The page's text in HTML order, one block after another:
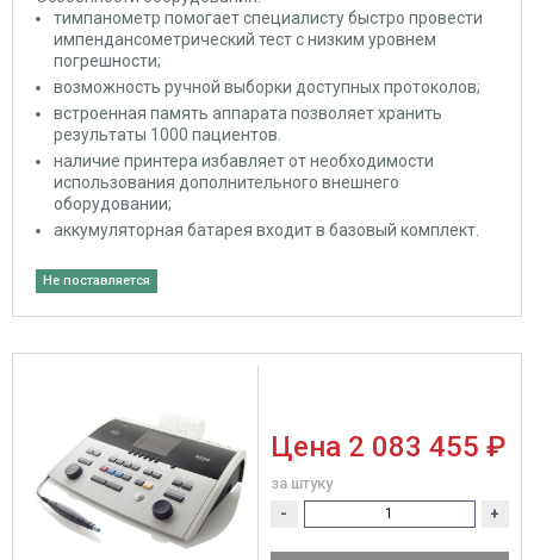
тимпанометр помогает специалисту быстро провести
импендансометрический тест с низким уровнем
погрешности;
возможность ручной выборки доступных протоколов;
встроенная память аппарата позволяет хранить
результаты 1000 пациентов.
наличие принтера избавляет от необходимости
использования дополнительного внешнего
оборудовании;
аккумуляторная батарея входит в базовый комплект.
Не поставляется
Цена 2 083 455 ₽
за штуку
- +